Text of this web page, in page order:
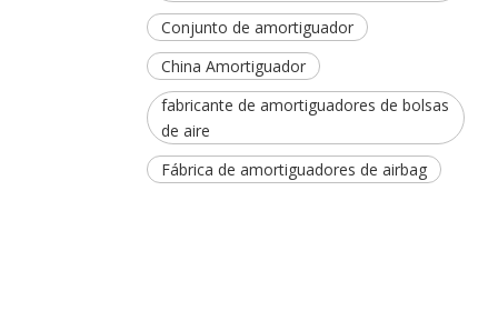
Conjunto de amortiguador
China Amortiguador
fabricante de amortiguadores de bolsas
de aire
Fábrica de amortiguadores de airbag